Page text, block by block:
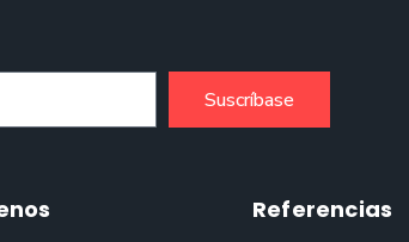
Suscríbase
Referencias